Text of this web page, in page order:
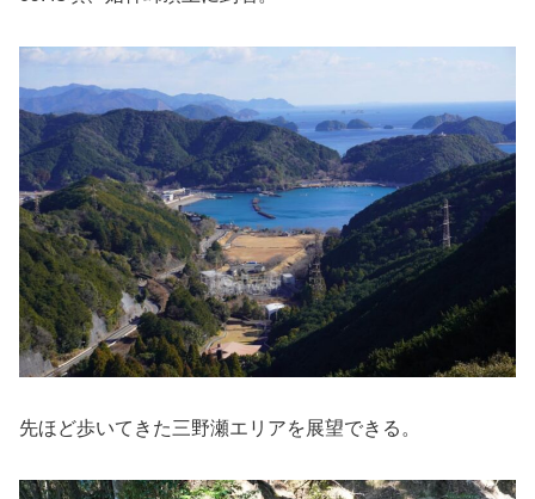
先ほど歩いてきた三野瀬エリアを展望できる。